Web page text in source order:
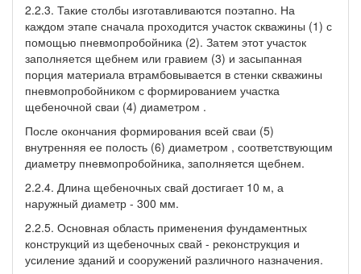
2.2.3. Такие столбы изготавливаются поэтапно. На
каждом этапе сначала проходится участок скважины (1) с
помощью пневмопробойника (2). Затем этот участок
заполняется щебнем или гравием (3) и засыпанная
порция материала втрамбовывается в стенки скважины
пневмопробойником с формированием участка
щебеночной сваи (4) диаметром .
После окончания формирования всей сваи (5)
внутренняя ее полость (6) диаметром , соответствующим
диаметру пневмопробойника, заполняется щебнем.
2.2.4. Длина щебеночных свай достигает 10 м, а
наружный диаметр - 300 мм.
2.2.5. Основная область применения фундаментных
конструкций из щебеночных свай - реконструкция и
усиление зданий и сооружений различного назначения.